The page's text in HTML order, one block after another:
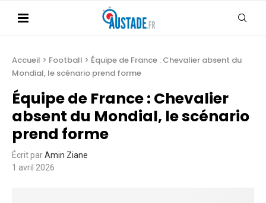
Accueil > Football > Équipe de France : Chevalier absent du
Mondial, le scénario prend forme
Équipe de France : Chevalier
absent du Mondial, le scénario
prend forme
Écrit parAmin Ziane
1 avril 2026